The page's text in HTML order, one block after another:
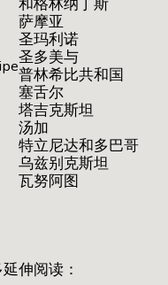
和格林纳丁斯
萨摩亚
圣玛利诺
圣多美与
普林希比共和国
塞舌尔
塔吉克斯坦
汤加
特立尼达和多巴哥
乌兹别克斯坦
瓦努阿图
伸阅读：